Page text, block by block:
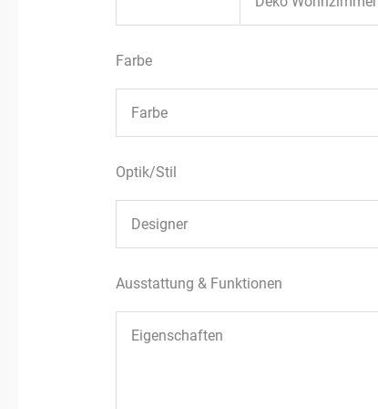
Farbe
Farbe
Optik/Stil
Designer
Ausstattung & Funktionen
Eigenschaften